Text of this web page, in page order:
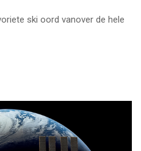
ski oord vanover de hele